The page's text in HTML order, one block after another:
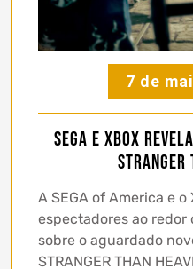
7 de
SEGA e Xbox
STRANGER
A SEGA of America e
espectadores ao
sobre o aguardado
STRANGER THAN